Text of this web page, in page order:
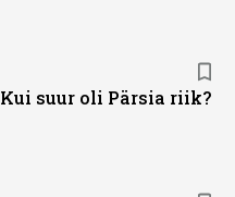
Kui suur oli Pärsia riik?